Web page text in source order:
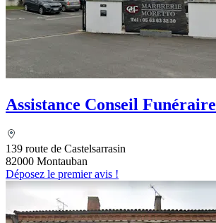
Assistance Conseil Funéraire
139 route de Castelsarrasin
82000 Montauban
Déposez le premier avis !